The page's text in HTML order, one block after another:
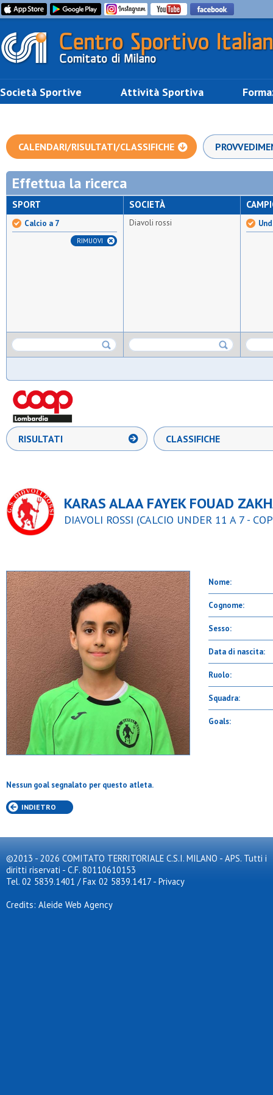
Società Sportive Attività Sportiva
CALENDARI/RISULTATI/CLASSIFICHE
Effettua la ricerca
SPORT
Calcio a 7
RIMUOVI
SOCIETÀ
Diavoli rossi
RISULTATI CLASSIFICHE
KARAS ALAA FAYEK FOUAD
DIAVOLI ROSSI (CALCIO UNDER 11 A 7 -
Nome:
Cognome:
Sesso:
Data di nascita:
Ruolo:
Squadra:
Goals:
Nessun goal segnalato per questo atleta.
INDIETRO
©2013 - 2026 COMITATO TERRITORIALE C.S.I. MILANO - APS. Tutti i
diritti riservati - C.F. 80110610153
Tel. 02 5839.1401 / Fax 02 5839.1417 - Privacy
Credits: Aleide Web Agency